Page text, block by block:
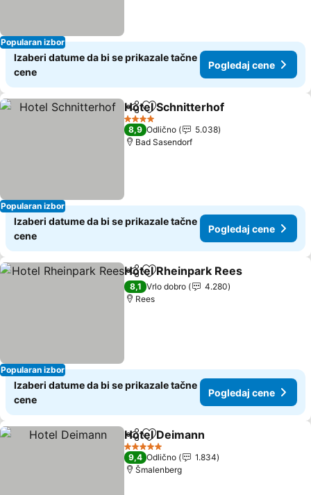
Popularan izbor
Izaberi datume da bi se prikazale tačne
cene
Pogledaj cene
Popularan izbor
Deli Dodati u favorite
Hotel Schnitterhof
4 Zvezdice
8,9 Odlično
5.038
Bad Sasendorf
Izaberi datume da bi se prikazale tačne
cene
Pogledaj cene
Popularan izbor
Deli Dodati u favorite
Hotel Rheinpark Rees
8,1 Vrlo dobro
4.280
Rees
Izaberi datume da bi se prikazale tačne
cene
Pogledaj cene
Deli Dodati u favorite
Hotel Deimann
5 Zvezdice
9,4 Odlično
1.834
Šmalenberg